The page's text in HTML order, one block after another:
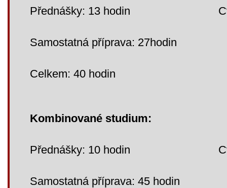
Přednášky: 13 hodin
Samostatná příprava: 27hodin
Celkem: 40 hodin
Kombinované studium:
Přednášky: 10 hodin
Samostatná příprava: 45 hodin